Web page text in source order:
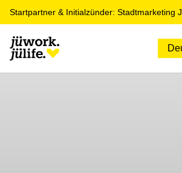
Startpartner & Initialzünder: Stadtmarketing